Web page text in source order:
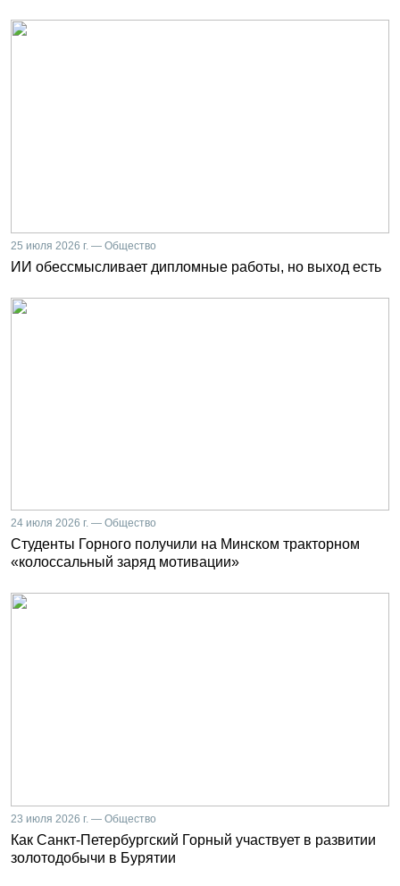
25 июля 2026 г. — Общество
ИИ обессмысливает дипломные работы, но выход есть
24 июля 2026 г. — Общество
Студенты Горного получили на Минском тракторном
«колоссальный заряд мотивации»
23 июля 2026 г. — Общество
Как Санкт-Петербургский Горный участвует в развитии
золотодобычи в Бурятии